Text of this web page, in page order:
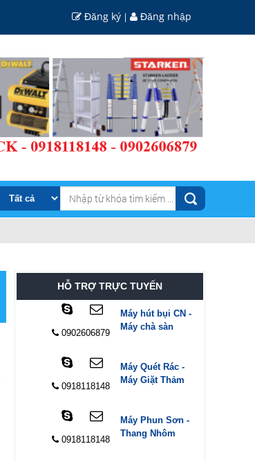
Đăng ký | Đăng nhập
HỖ TRỢ TRỰC TUYẾN
0902606879
Máy hút bụi CN -
Máy chà sàn
0918118148
Máy Quét Rác -
Máy Giặt Thảm
0918118148
Máy Phun Sơn -
Thang Nhôm